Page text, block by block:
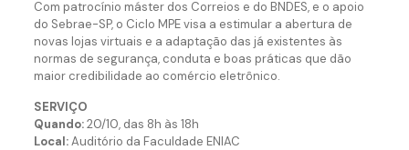
Com patrocínio máster dos Correios e do BNDES, e o apoio
do Sebrae-SP, o Ciclo MPE visa a estimular a abertura de
novas lojas virtuais e a adaptação das já existentes às
normas de segurança, conduta e boas práticas que dão
maior credibilidade ao comércio eletrônico.
SERVIÇO
Quando:20/10, das 8h às 18h
Local:Auditório da Faculdade ENIAC